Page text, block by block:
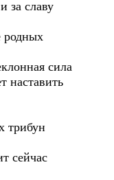
за славу
родных
сила
наставить
трибун
сейчас